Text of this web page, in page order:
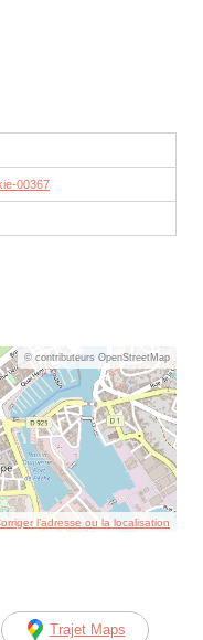
00367
© contributeurs OpenStreetMap
l’adresse ou la localisation
Trajet Maps